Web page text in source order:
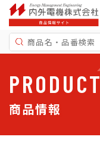
商品情報